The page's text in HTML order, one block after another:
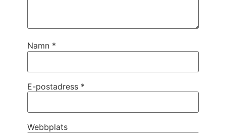
Namn *
E-postadress *
Webbplats